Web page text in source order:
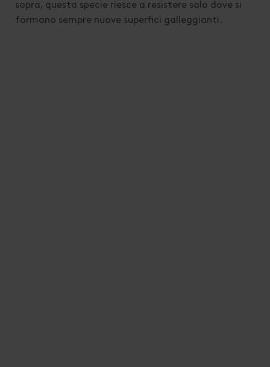
sopra, questa specie riesce a resistere solo dove si
formano sempre nuove superfici galleggianti.